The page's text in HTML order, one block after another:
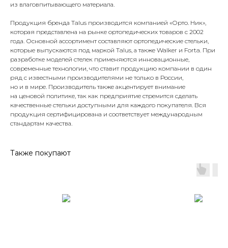
из влаговпитывающего материала.
Продукция бренда Talus производится компанией «Орто. Ник»,
которая представлена на рынке ортопедических товаров с 2002
года. Основной ассортимент составляют ортопедические стельки,
которые выпускаются под маркой Talus, а также Walker и Forta. При
разработке моделей стелек применяются инновационные,
современные технологии, что ставит продукцию компании в один
ряд с известными производителями не только в России,
но и в мире. Производитель также акцентирует внимание
на ценовой политике, так как предприятие стремится сделать
качественные стельки доступными для каждого покупателя. Вся
продукция сертифицирована и соответствует международным
стандартам качества.
Также покупают